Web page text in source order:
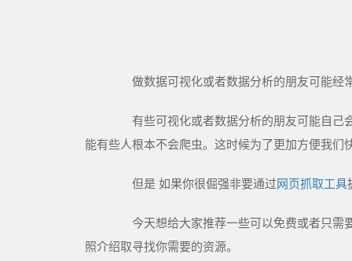
做数据可视化或者数据分析的朋友可能经
有些可视化或者数据分析的朋友可能自己会
能有些人根本不会爬虫。这时候为了更加方便我
但是 如果你很倔强非要通过网页抓取工具
今天想给大家推荐一些可以免费或者只需要
照介绍取寻找你需要的资源。